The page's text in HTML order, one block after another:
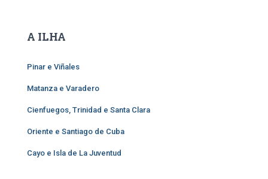
A ILHA
Pinar e Viñales
Matanza e Varadero
Cienfuegos, Trinidad e Santa Clara
Oriente e Santiago de Cuba
Cayo e Isla de La Juventud